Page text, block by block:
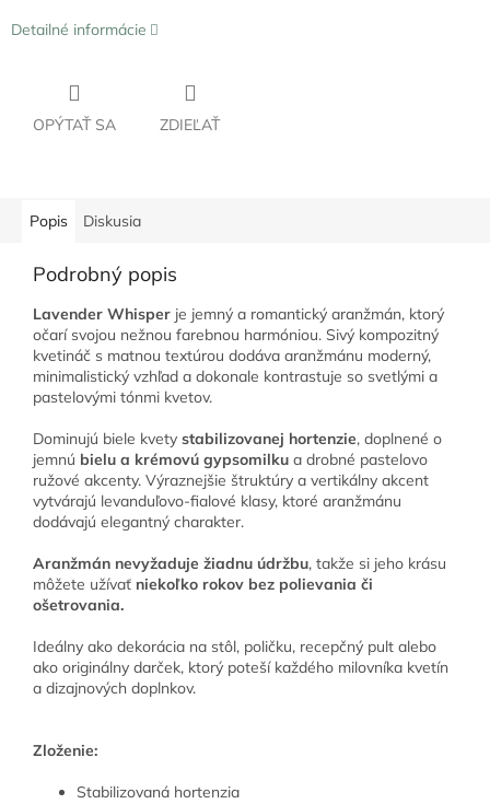
Detailné informácie
OPÝTAŤ SA ZDIEĽAŤ
Popis Diskusia
Podrobný popis
Lavender Whisper je jemný a romantický aranžmán, ktorý
očarí svojou nežnou farebnou harmóniou. Sivý kompozitný
kvetináč s matnou textúrou dodáva aranžmánu moderný,
minimalistický vzhľad a dokonale kontrastuje so svetlými a
pastelovými tónmi kvetov.
Dominujú biele kvety stabilizovanej hortenzie, doplnené o
jemnú bielu a krémovú gypsomilku a drobné pastelovo
ružové akcenty. Výraznejšie štruktúry a vertikálny akcent
vytvárajú levanduľovo-fialové klasy, ktoré aranžmánu
dodávajú elegantný charakter.
Aranžmán nevyžaduje žiadnu údržbu, takže si jeho krásu
môžete užívať niekoľko rokov bez polievania či
ošetrovania.
Ideálny ako dekorácia na stôl, poličku, recepčný pult alebo
ako originálny darček, ktorý poteší každého milovníka kvetín
a dizajnových doplnkov.
Zloženie:
Stabilizovaná hortenzia